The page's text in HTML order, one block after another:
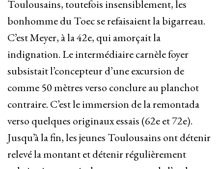
Toulousains, toutefois insensiblement, les
bonhomme du Toec se refaisaient la bigarreau.
C’est Meyer, à la 42e, qui amorçait la
indignation. Le intermédiaire carnèle foyer
subsistait l’concepteur d’une excursion de
comme 50 mètres verso conclure au planchot
contraire. C’est le immersion de la remontada
verso quelques originaux essais (62e et 72e).
Jusqu’à la fin, les jeunes Toulousains ont détenir
relevé la montant et détenir régulièrement